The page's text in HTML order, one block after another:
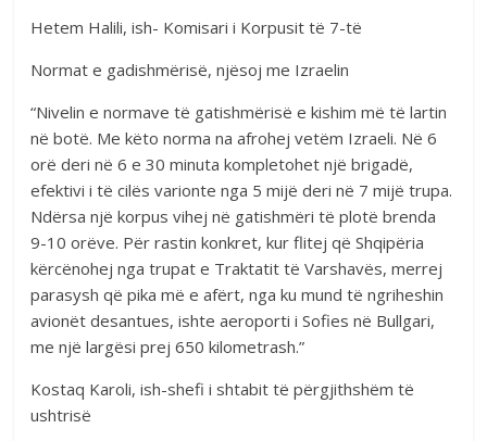
Hetem Halili, ish- Komisari i Korpusit të 7-të
Normat e gadishmërisë, njësoj me Izraelin
“Nivelin e normave të gatishmërisë e kishim më të lartin
në botë. Me këto norma na afrohej vetëm Izraeli. Në 6
orë deri në 6 e 30 minuta kompletohet një brigadë,
efektivi i të cilës varionte nga 5 mijë deri në 7 mijë trupa.
Ndërsa një korpus vihej në gatishmëri të plotë brenda
9-10 orëve. Për rastin konkret, kur flitej që Shqipëria
kërcënohej nga trupat e Traktatit të Varshavës, merrej
parasysh që pika më e afërt, nga ku mund të ngriheshin
avionët desantues, ishte aeroporti i Sofies në Bullgari,
me një largësi prej 650 kilometrash.”
Kostaq Karoli, ish-shefi i shtabit të përgjithshëm të
ushtrisë